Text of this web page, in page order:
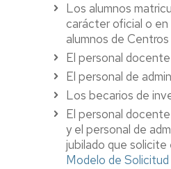
Los alumnos
carácter oficial o
alumnos de
El personal
El personal de
Los becarios de
El personal
y el personal de
jubilado que
Modelo de Solicitud